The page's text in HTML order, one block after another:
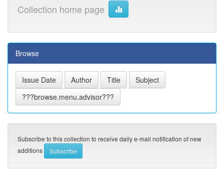
Collection home page
Browse
Subscribe to this collection to receive daily e-mail notification of new
additions